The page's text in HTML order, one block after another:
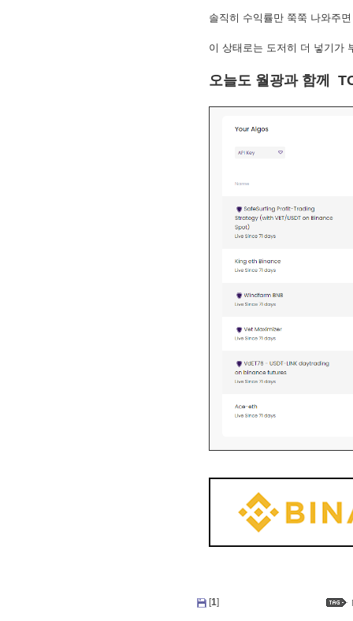
-------기술적 지표-------
1. MA - 이동평균선
3. BOL - 볼린저밴드
4. RSI - 상대강도지수
5. FIBO - 피보나치되돌림
7. D.MOM - 듀얼 모멘텀
8. CCI - 채널지수
10. PSAR - 파라볼릭
12. ADX - 평균방향지수
13. ADR - 등락비율
솔직히 수익률만 쭉쭉 나와주
이 상태로는 도저히 더 넣기가
오늘도 월광과 함께
[1]